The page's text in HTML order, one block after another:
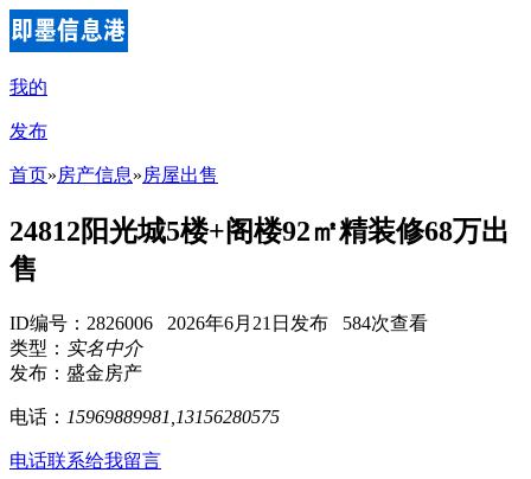
我的
发布
首页»房产信息»房屋出售
24812阳光城5楼+阁楼92㎡精装修68万出
售
ID编号：2826006 2026年6月21日发布 584次查看
类型： 实名中介
发布：盛金房产
电话： 15969889981,13156280575
电话联系给我留言